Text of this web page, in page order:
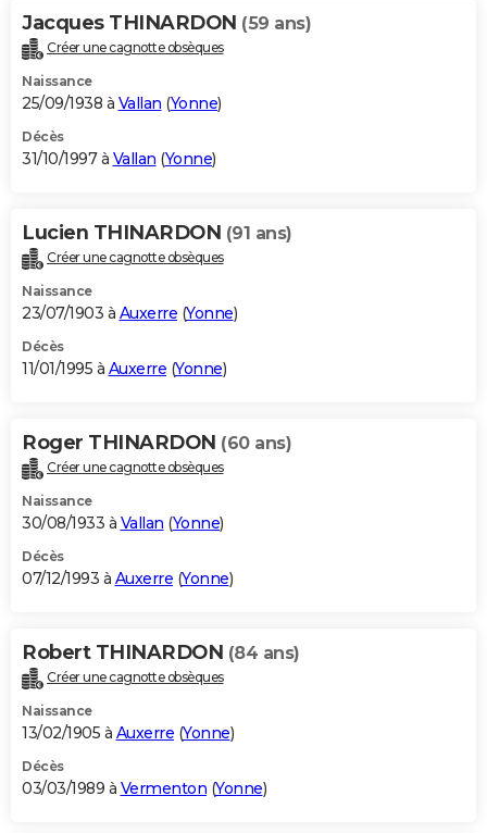
Jacques THINARDON (59 ans)
Créer une cagnotte obsèques
Naissance
25/09/1938 à Vallan (Yonne)
Décès
31/10/1997 à Vallan (Yonne)
Lucien THINARDON (91 ans)
Créer une cagnotte obsèques
Naissance
23/07/1903 à Auxerre (Yonne)
Décès
11/01/1995 à Auxerre (Yonne)
Roger THINARDON (60 ans)
Créer une cagnotte obsèques
Naissance
30/08/1933 à Vallan (Yonne)
Décès
07/12/1993 à Auxerre (Yonne)
Robert THINARDON (84 ans)
Créer une cagnotte obsèques
Naissance
13/02/1905 à Auxerre (Yonne)
Décès
03/03/1989 à Vermenton (Yonne)